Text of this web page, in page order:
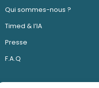
Qui sommes-nous ?
Timed & l’IA
Presse
F.A.Q